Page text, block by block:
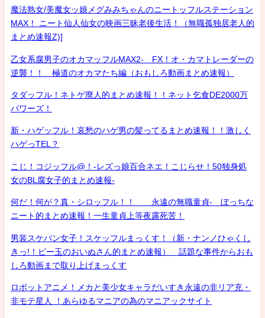
魔法熟女/美魔女ッ娘メグみみちゃんのニートッフルステーション
MAX！ ニート仙人仙女の映画三昧老後生活！（無職孤独居老人的
まとめ速報Z)]
乙女系腐男子のオカマッフルMAX2- FX！オ・カマトレーダーの
逆襲！！ 極道のオカマたち編（おもしろ動画まとめ速報）
タダッフル！ネトゲ廃人的まとめ速報！！ネット乞食DE2000万
パワーズ！
新・ハゲッフル！哀愁のハゲ男の髪ってるまとめ速報！！激しく
ハゲっTEL？
こじ！コジッフル@！-レズっ娘百合ネエ！こじらせ！50独身処
女のBL腐女子的まとめ速報-
何だ！何が？真・シロッフル！！ 永遠の無職童貞- ぼっちな
ニート的まとめ速報！一生童貞上等夜露死苦！
男装スケバン女子！スケッフルまっくす！（新・ナンノひゃくし
きっ!！ビー玉のおいぬさん的まとめ速報） 話題な事件からおも
しろ動画まで取り上げまっくす
ロボットアニメ！メカと美少女キャラだいすき永遠の非リア充・
非モテ星人 ！あらゆるマニアの為のマニアックサイト